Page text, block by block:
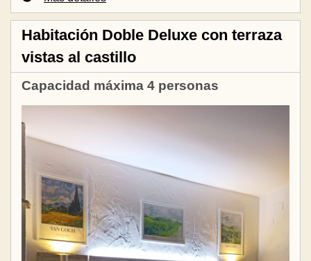
Habitación Doble Deluxe con terraza
vistas al castillo
Capacidad máxima 4 personas